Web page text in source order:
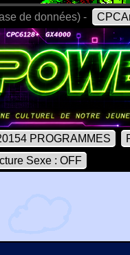
de données) -
PROGRAMMES
Sexe : OFF